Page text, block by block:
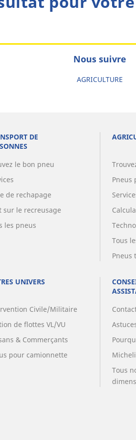
Nous suivre
AGRICULTURE
DE
le bon pneu
de rechapage
sur le recreusage
les pneus
Pneus
Tous
Pneus
UNIVERS
Civile/Militaire
de flottes VL/VU
& Commerçants
pour camionnette
Tous